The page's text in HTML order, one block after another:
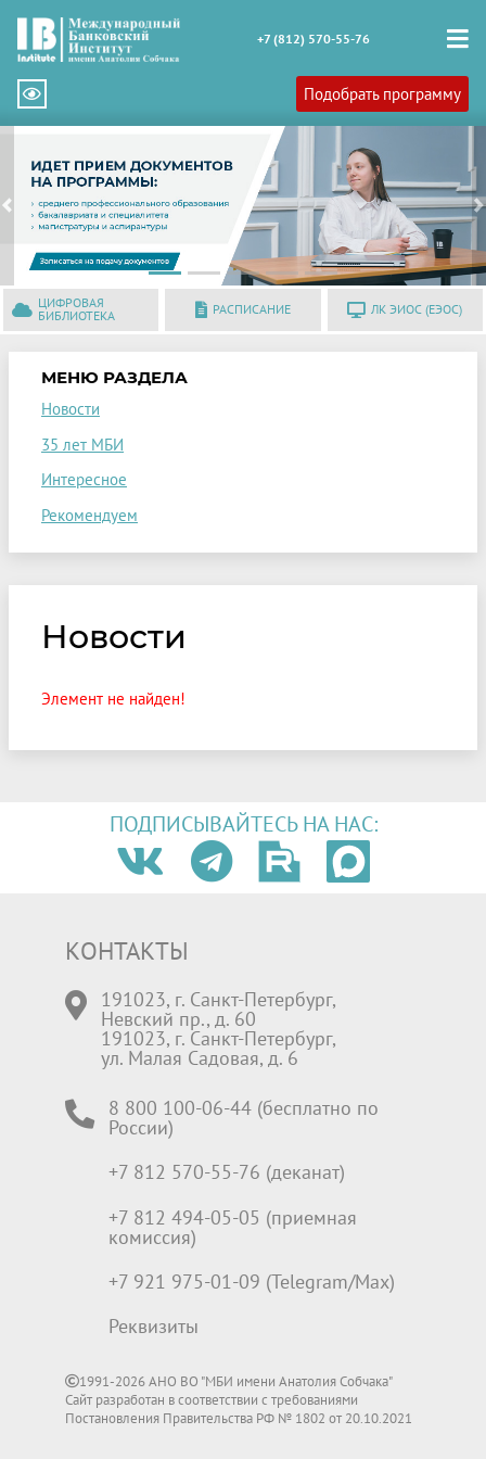
+7 (812) 570-55-76
Подобрать программу
Previous
ЦИФРОВАЯ
БИБЛИОТЕКА
РАСПИСАНИЕ ЛК ЭИОС (ЕЭОС)
МЕНЮ РАЗДЕЛА
Новости
35 лет МБИ
Интересное
Рекомендуем
Новости
Элемент не найден!
ПОДПИСЫВАЙТЕСЬ НА НАС:
КОНТАКТЫ
191023, г. Санкт-Петербург,
Невский пр., д. 60
191023, г. Санкт-Петербург,
ул. Малая Садовая, д. 6
8 800 100-06-44 (бесплатно по
России)
+7 812 570-55-76 (деканат)
+7 812 494-05-05 (приемная
комиссия)
+7 921 975-01-09 (Telegram/Max)
Реквизиты
1991-2026 АНО ВО "МБИ имени Анатолия Собчака"
Сайт разработан в соответствии с требованиями
Постановления Правительства РФ № 1802 от 20.10.2021